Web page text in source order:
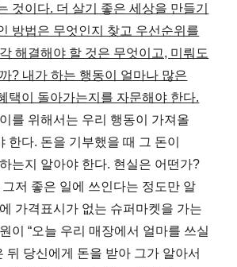
것이다. 더 살기 좋은 세상을 만들기
방법은 무엇인지 찾고 우선순위를
해결해야 할 것은 무엇이고, 미뤄도
? 내가 하는 행동이 얼마나 많은
택이 돌아가는지를 자문해야 한다.
이를 위해서는 우리 행동이 가져올
한다. 돈을 기부했을 때 그 돈이
는지 알아야 한다. 현실은 어떤가?
저 좋은 일에 쓰인다는 정도만 알
가격표시가 없는 슈퍼마켓을 가는
이 “오늘 우리 매장에서 얼마를 쓰실
뒤 당신에게 돈을 받아 그가 알아서